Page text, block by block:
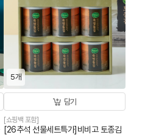
5개
담기
[쇼핑백 포함]
[26추석 선물세트특가]비비고 토종김